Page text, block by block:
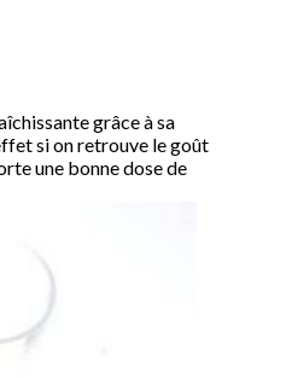
grâce à sa
si on retrouve le goût
une bonne dose de